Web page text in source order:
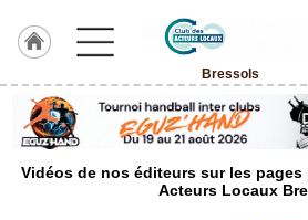
Bressols
LABEL
HULCOQ
ACCUEIL
Bressols
Vidéos de nos éditeurs sur les pages
Acteurs Locaux